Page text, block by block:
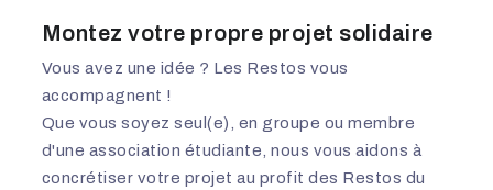
Montez votre propre projet solidaire
Vous avez une idée ? Les Restos vous
accompagnent !
Que vous soyez seul(e), en groupe ou membre
d'une association étudiante, nous vous aidons à
concrétiser votre projet au profit des Restos du